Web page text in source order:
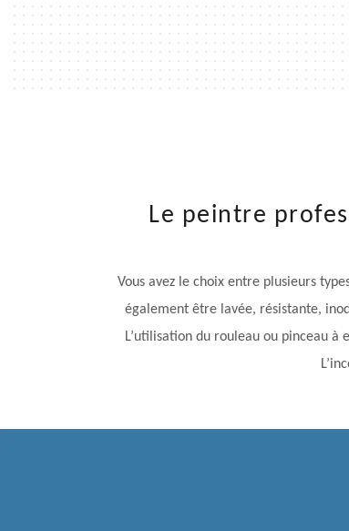
Le peintre
Vous avez le choix entre plusieurs
également être lavée, résistante,
L’utilisation du rouleau ou pinceau